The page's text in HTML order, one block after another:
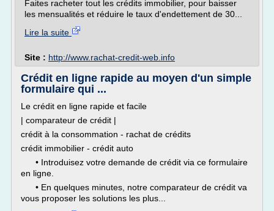
Faites racheter tout les crédits immobilier, pour baisser
les mensualités et réduire le taux d'endettement de 30...
Lire la suite
Site : http://www.rachat-credit-web.info
Crédit en ligne rapide au moyen d'un simple
formulaire qui ...
Le crédit en ligne rapide et facile
| comparateur de crédit |
crédit à la consommation - rachat de crédits
crédit immobilier - crédit auto
• Introduisez votre demande de crédit via ce formulaire
en ligne.
• En quelques minutes, notre comparateur de crédit va
vous proposer les solutions les plus...